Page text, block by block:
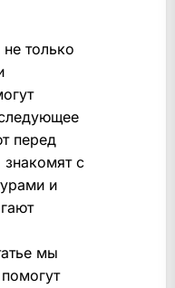
только
перед
знакомят с
и
мы